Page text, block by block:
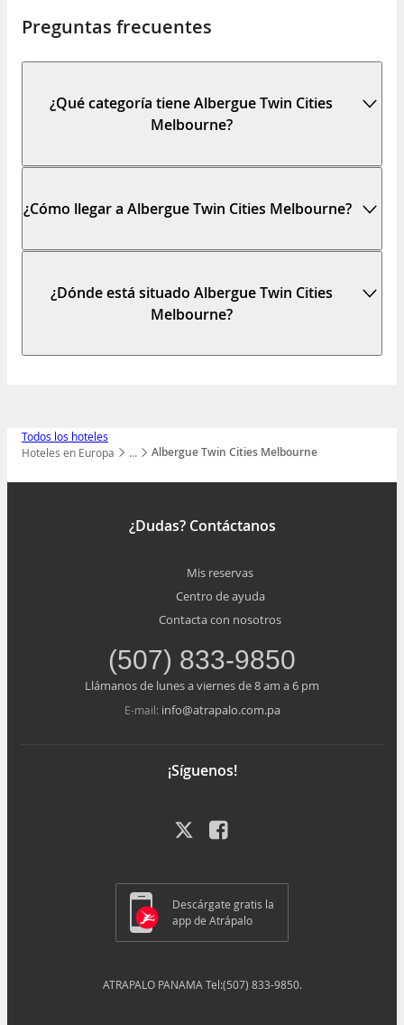
Todos los hoteles
…
Mostrar todos los niveles
Hoteles en Europa Albergue Twin Cities Melbourne
Preguntas frecuentes
¿Qué categoría tiene Albergue Twin Cities
Melbourne?
¿Cómo llegar a Albergue Twin Cities Melbourne?
¿Dónde está situado Albergue Twin Cities
Melbourne?
¿Dudas? Contáctanos
Mis reservas
Centro de ayuda
Contacta con nosotros
(507) 833-9850
Llámanos de lunes a viernes de 8 am a 6 pm
E-mail: info@atrapalo.com.pa
¡Síguenos!
Descárgate gratis la
app de Atrápalo
ATRAPALO PANAMA Tel:(507) 833-9850.